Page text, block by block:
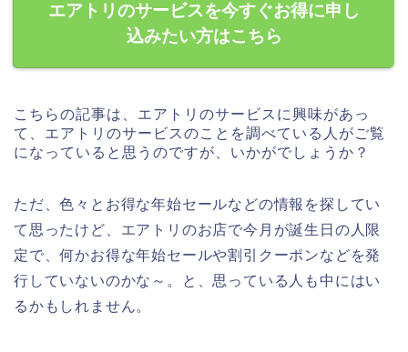
エアトリのサービスを今すぐお得に申し
込みたい方はこちら
こちらの記事は、エアトリのサービスに興味があっ
て、エアトリのサービスのことを調べている人がご覧
になっていると思うのですが、いかがでしょうか？
ただ、色々とお得な年始セールなどの情報を探してい
て思ったけど、エアトリのお店で今月が誕生日の人限
定で、何かお得な年始セールや割引クーポンなどを発
行していないのかな～。と、思っている人も中にはい
るかもしれません。